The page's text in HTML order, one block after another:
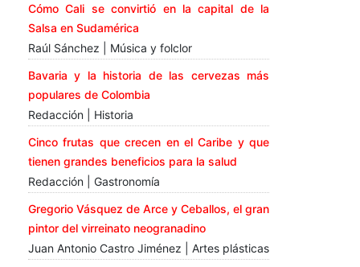
Cómo Cali se convirtió en la capital de la
Salsa en Sudamérica
Raúl Sánchez | Música y folclor
Bavaria y la historia de las cervezas más
populares de Colombia
Redacción | Historia
Cinco frutas que crecen en el Caribe y que
tienen grandes beneficios para la salud
Redacción | Gastronomía
Gregorio Vásquez de Arce y Ceballos, el gran
pintor del virreinato neogranadino
Juan Antonio Castro Jiménez | Artes plásticas